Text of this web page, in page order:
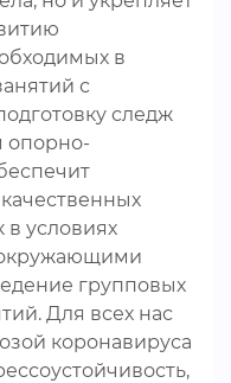
в
с
следж
опорно-
в условиях
окружающими
групповых
Для всех нас
коронавируса